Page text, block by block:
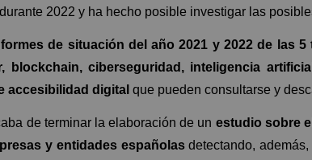
2022 y ha hecho posible investigar las
de situación del año 2021 y 2022 de las
blockchain, ciberseguridad, inteligencia
accesibilidad digital que pueden consultarse y
de terminar la elaboración de un estudio sobre
y entidades españolasdetectando,